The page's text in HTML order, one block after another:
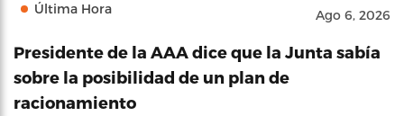
Última Hora Ago 6, 2026
Presidente de la AAA dice que la Junta sabía
sobre la posibilidad de un plan de
racionamiento